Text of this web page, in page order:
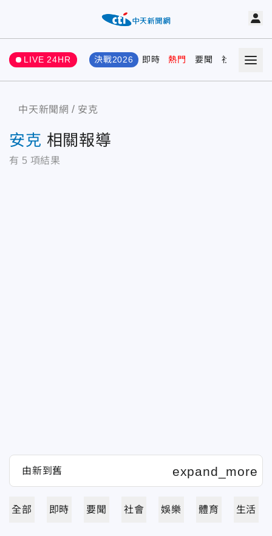
LIVE 24HR 決戰2026 即時 熱門 要聞 社會 娛樂
中天新聞網 安克
安克 相關報導
有 5 項結果
全部 即時 要聞 社會 娛樂 體育 生活